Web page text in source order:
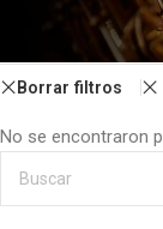
Borrar filtros
No se encontraron